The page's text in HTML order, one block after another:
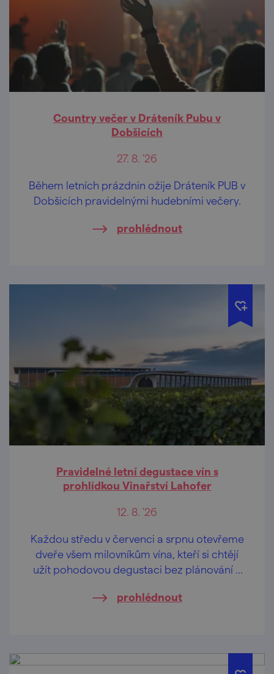
Country večer v Dráteník Pubu v
Dobšicích
27. 8. '26
Během letních prázdnin ožije Dráteník PUB v
Dobšicích pravidelnými hudebními večery.
prohlédnout
Pravidelné letní degustace vín s
prohlídkou Vinařství Lahofer
12. 8. '26
Každou středu v červenci a srpnu otevřeme
dveře všem milovníkům vína, kteří si chtějí
užít pohodovou degustaci bez plánování a
prohlédnout